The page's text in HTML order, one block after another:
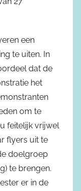
een
te uiten. In
dat de
het
om te
feitelijk vrijwel
flyers uit te
doelgroep
te brengen.
er in de